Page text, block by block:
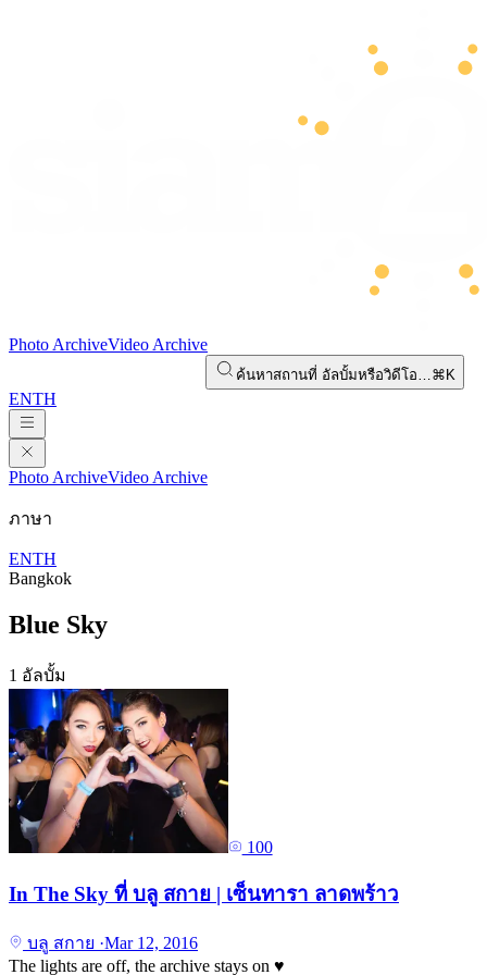
Photo ArchiveVideo Archive
ค้นหาสถานที่ อัลบั้มหรือวิดีโอ…⌘K
ENTH
Photo ArchiveVideo Archive
ภาษา
ENTH
Bangkok
Blue Sky
1 อัลบั้ม
100
In The Sky ที่ บลู สกาย | เซ็นทารา ลาดพร้าว
บลู สกาย ·Mar 12, 2016
The lights are off, the archive stays on ♥